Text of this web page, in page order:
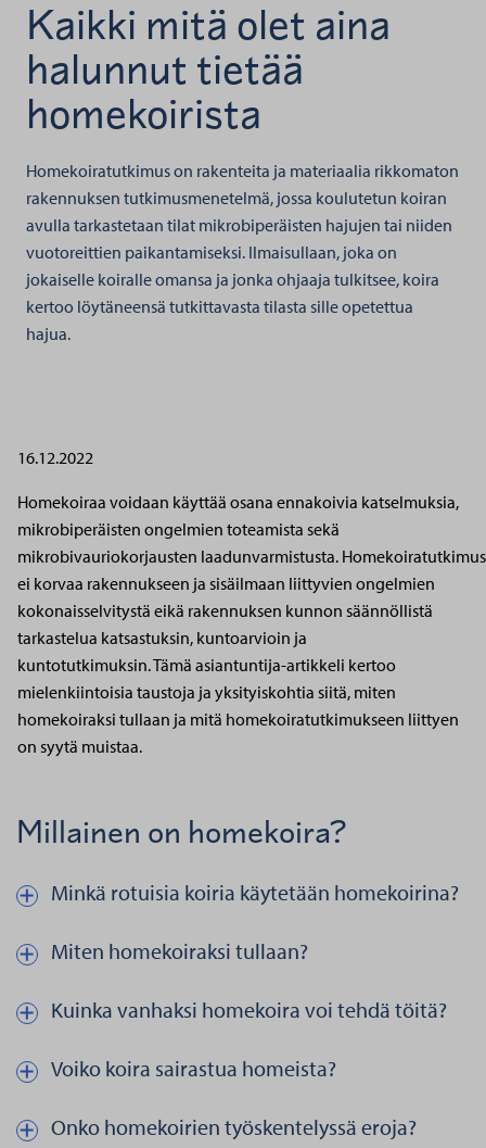
Kaikki mitä olet aina
halunnut tietää
homekoirista
Homekoiratutkimus on rakenteita ja materiaalia rikkomaton
rakennuksen tutkimusmenetelmä, jossa koulutetun koiran
avulla tarkastetaan tilat mikrobiperäisten hajujen tai niiden
vuotoreittien paikantamiseksi. Ilmaisullaan, joka on
jokaiselle koiralle omansa ja jonka ohjaaja tulkitsee, koira
kertoo löytäneensä tutkittavasta tilasta sille opetettua
hajua.
16.12.2022
Homekoiraa voidaan käyttää osana ennakoivia katselmuksia,
mikrobiperäisten ongelmien toteamista sekä
mikrobivauriokorjausten laadunvarmistusta. Homekoiratutkimus
ei korvaa rakennukseen ja sisäilmaan liittyvien ongelmien
kokonaisselvitystä eikä rakennuksen kunnon säännöllistä
tarkastelua katsastuksin, kuntoarvioin ja
kuntotutkimuksin. Tämä asiantuntija-artikkeli kertoo
mielenkiintoisia taustoja ja yksityiskohtia siitä, miten
homekoiraksi tullaan ja mitä homekoiratutkimukseen liittyen
on syytä muistaa.
Millainen on homekoira?
Minkä rotuisia koiria käytetään homekoirina?
Näytä kautta piilota teksti aiheesta Minkä rotuisia koiria
Miten homekoiraksi tullaan?
Näytä kautta piilota teksti aiheesta Miten homekoiraksi tullaan?
Kuinka vanhaksi homekoira voi tehdä töitä?
Näytä kautta piilota teksti aiheesta Kuinka vanhaksi homekoira
Voiko koira sairastua homeista?
Näytä kautta piilota teksti aiheesta Voiko koira sairastua
Onko homekoirien työskentelyssä eroja?
Näytä kautta piilota teksti aiheesta Onko homekoirien